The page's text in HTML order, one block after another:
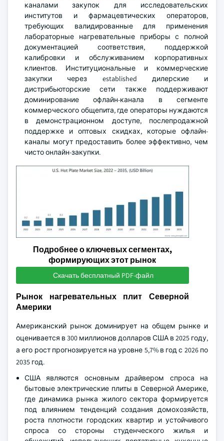
каналами закупок для исследовательских
институтов и фармацевтических операторов,
требующих валидированные для применения
лабораторные нагревательные приборы с полной
документацией соответствия, поддержкой
калибровки и обслуживанием корпоративных
клиентов. Институциональные и коммерческие
закупки через established дилерские и
дистрибьюторские сети также поддерживают
доминирование офлайн-канала в сегменте
коммерческого общепита, где операторы нуждаются
в демонстрационном доступе, послепродажной
поддержке и оптовых скидках, которые офлайн-
каналы могут предоставить более эффективно, чем
чисто онлайн-закупки.
Подробнее о ключевых сегментах,
формирующих этот рынок
Скачать бесплатный PDF-файл
Рынок нагревательных плит Северной
Америки
Американский рынок доминирует на общем рынке и
оценивается в 300 миллионов долларов США в 2025 году,
а его рост прогнозируется на уровне 5,7% в год с 2026 по
2035 год.
США являются основным драйвером спроса на
бытовые электрические плиты в Северной Америке,
где динамика рынка жилого сектора формируется
под влиянием тенденций создания домохозяйств,
роста плотности городских квартир и устойчивого
спроса со стороны студенческого жилья и